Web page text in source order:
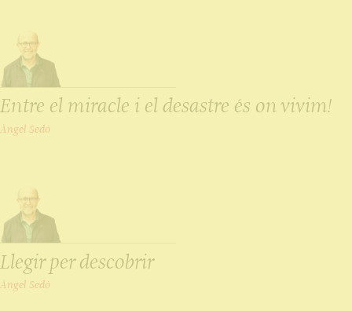
Entre el miracle i el desastre és on vivim!
Àngel Sedó
Llegir per descobrir
Àngel Sedó